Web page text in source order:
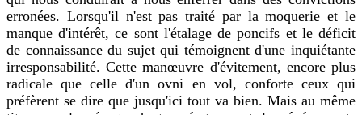
erronées. Lorsqu'il n'est pas traité par la moquerie et le
manque d'intérêt, ce sont l'étalage de poncifs et le déficit
de connaissance du sujet qui témoignent d'une inquiétante
irresponsabilité. Cette manœuvre d'évitement, encore plus
radicale que celle d'un ovni en vol, conforte ceux qui
préfèrent se dire que jusqu'ici tout va bien. Mais au même